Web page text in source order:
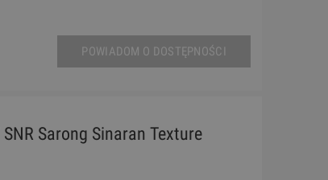
POWIADOM O DOSTĘPNOŚCI
Sarong Sinaran Texture